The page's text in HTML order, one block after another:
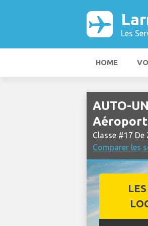
Les
HOME
AUTO-
Aéroport
Classe #17 De
Comparer les